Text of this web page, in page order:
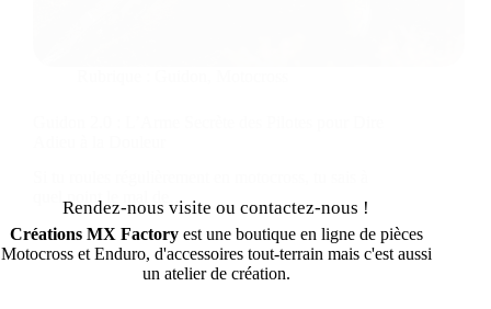
quel point le mal de…
Rendez-nous visite ou contactez-nous !
Créations MX Factoryest une boutique en ligne de pièces
Motocross et Enduro, d'accessoires tout-terrain mais c'est aussi
un atelier de création.